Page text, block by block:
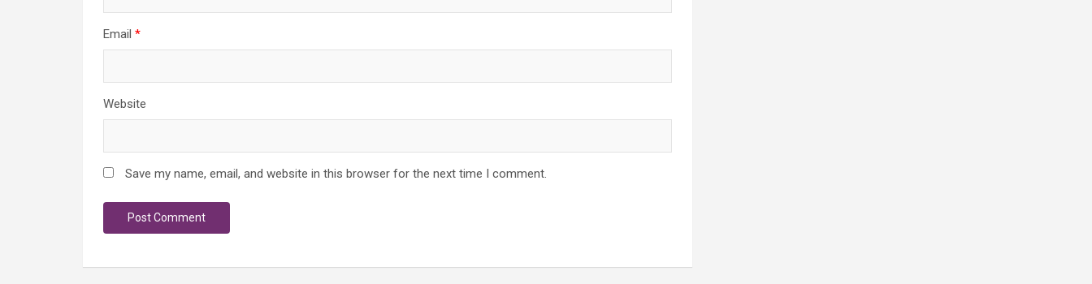
Email *
Website
Save my name, email, and website in this browser for the next time I comment.